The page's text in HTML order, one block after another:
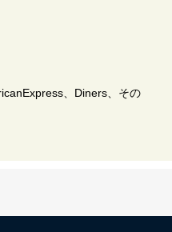
、Diners、その